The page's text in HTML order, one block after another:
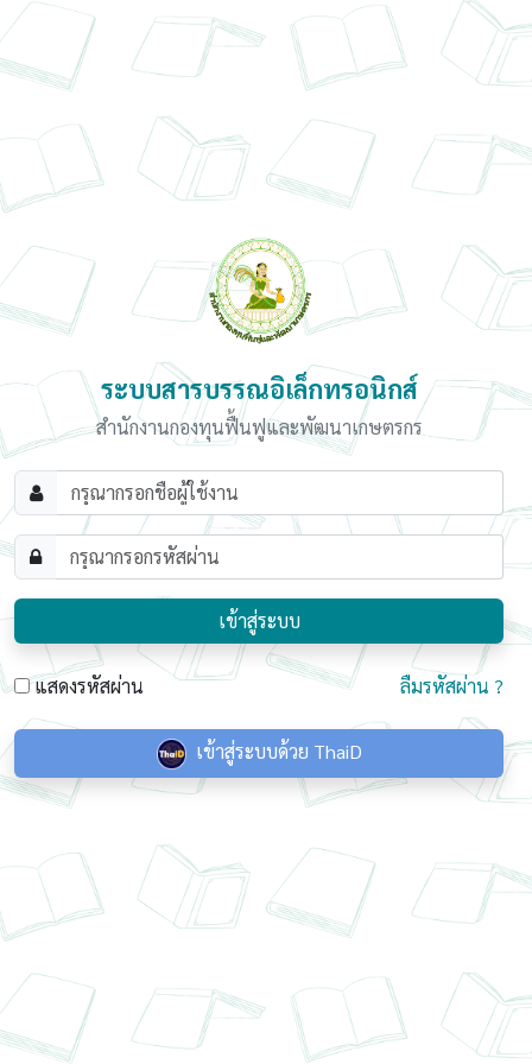
ระบบสารบรรณอิเล็กทรอนิกส์
สำนักงานกองทุนฟื้นฟูและพัฒนาเกษตรกร
เข้าสู่ระบบ
แสดงรหัสผ่าน ลืมรหัสผ่าน ?
เข้าสู่ระบบด้วย ThaiD